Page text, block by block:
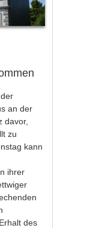
der
an der
davor,
zu
kann
ihrer
des